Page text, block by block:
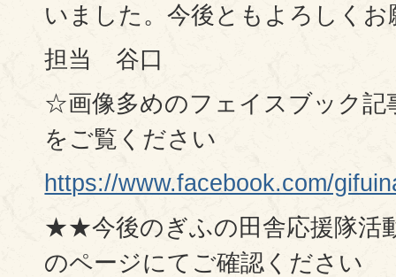
いました。今後ともよろしく
担当 谷口
☆画像多めのフェイスブック記
をご覧ください
https://www.facebook.com/
★★今後のぎふの田舎応援隊活
のページにてご確認ください